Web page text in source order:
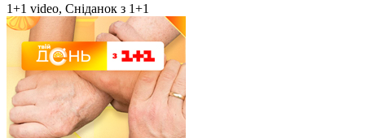
1+1 video, Сніданок з 1+1